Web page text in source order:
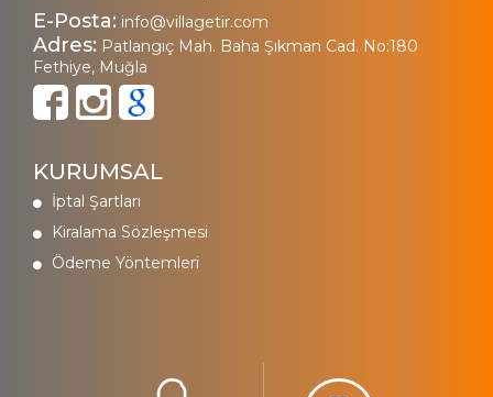
E-Posta: info@villagetir.com
Adres: Patlangıç Mah. Baha Şıkman Cad. No:180
Fethiye, Muğla
KURUMSAL
İptal Şartları
Kiralama Sözleşmesi
Ödeme Yöntemleri